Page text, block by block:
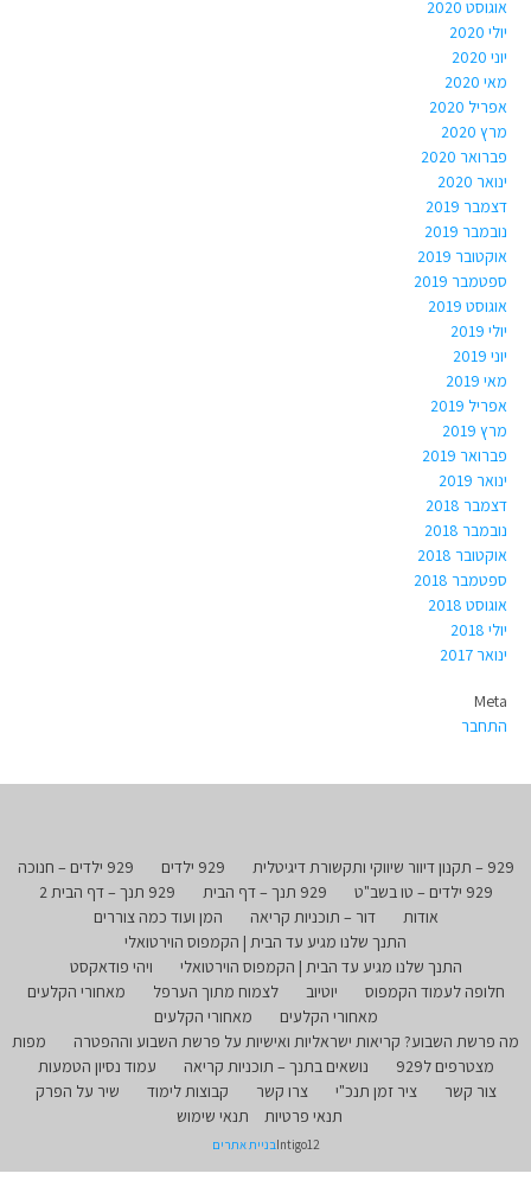
אוגוסט 2020
יולי 2020
יוני 2020
מאי 2020
אפריל 2020
מרץ 2020
פברואר 2020
ינואר 2020
דצמבר 2019
נובמבר 2019
אוקטובר 2019
ספטמבר 2019
אוגוסט 2019
יולי 2019
יוני 2019
מאי 2019
אפריל 2019
מרץ 2019
פברואר 2019
ינואר 2019
דצמבר 2018
נובמבר 2018
אוקטובר 2018
ספטמבר 2018
אוגוסט 2018
יולי 2018
ינואר 2017
Meta
התחבר
929 – תקנון דיוור שיווקי ותקשורת דיגיטלית 929 ילדים
929 ילדים – חנוכה
929 ילדים – טו בשב"ט
929 תנך – דף הבית
929 תנך – דף הבית 2
אודות
דור – תוכניות קריאה
המן ועוד כמה צוררים
התנך שלנו מגיע עד הבית | הקמפוס הוירטואלי
התנך שלנו מגיע עד הבית | הקמפוס הוירטואלי
ויהי פודאקסט
חלופה לעמוד הקמפוס
יוטיוב לצמוח מתוך הערפל
מאחורי הקלעים
מאחורי הקלעים
מאחורי הקלעים
מה פרשת השבוע? קריאות ישראליות ואישיות על פרשת השבוע וההפטרה
מפות
מצטרפים ל929
נושאים בתנך – תוכניות קריאה
עמוד נסיון הטמעות
צור קשר
ציר זמן תנכ"י צרו קשר קבוצות לימוד
שיר על הפרק
תנאי פרטיות
תנאי שימוש
Intigo12בניית אתרים